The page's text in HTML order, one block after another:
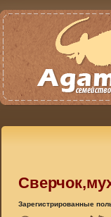
Зарегистрированные